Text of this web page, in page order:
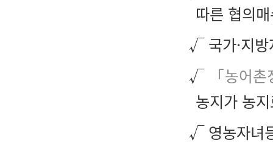
따른 협의
√ 국가·지방
√
「농어
농지가 농
√ 영농자녀